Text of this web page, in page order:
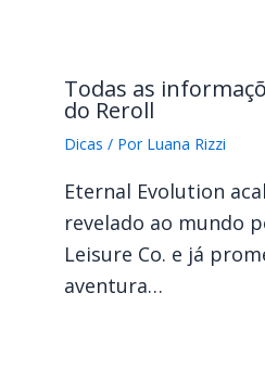
Todas as
do Reroll
Dicas / Por Luana Rizzi
Eternal Evolution
revelado ao mundo
Leisure Co. e já
aventura…